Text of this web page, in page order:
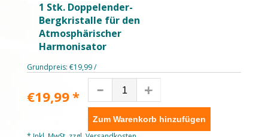
1 Stk. Doppelender-
Bergkristalle für den
Atmosphärischer
Harmonisator
Grundpreis: €19,99 /
€19,99*
Zum Warenkorb hinzufügen